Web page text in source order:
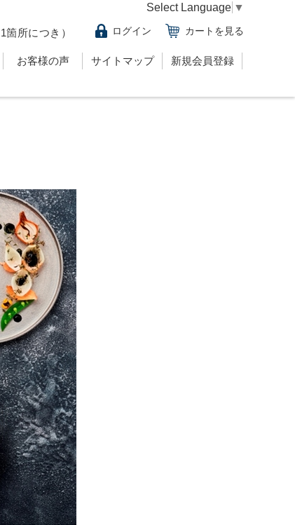
所につき） ログイン カートを見る
お客様の声 サイトマップ 新規会員登録
Select Language ▼